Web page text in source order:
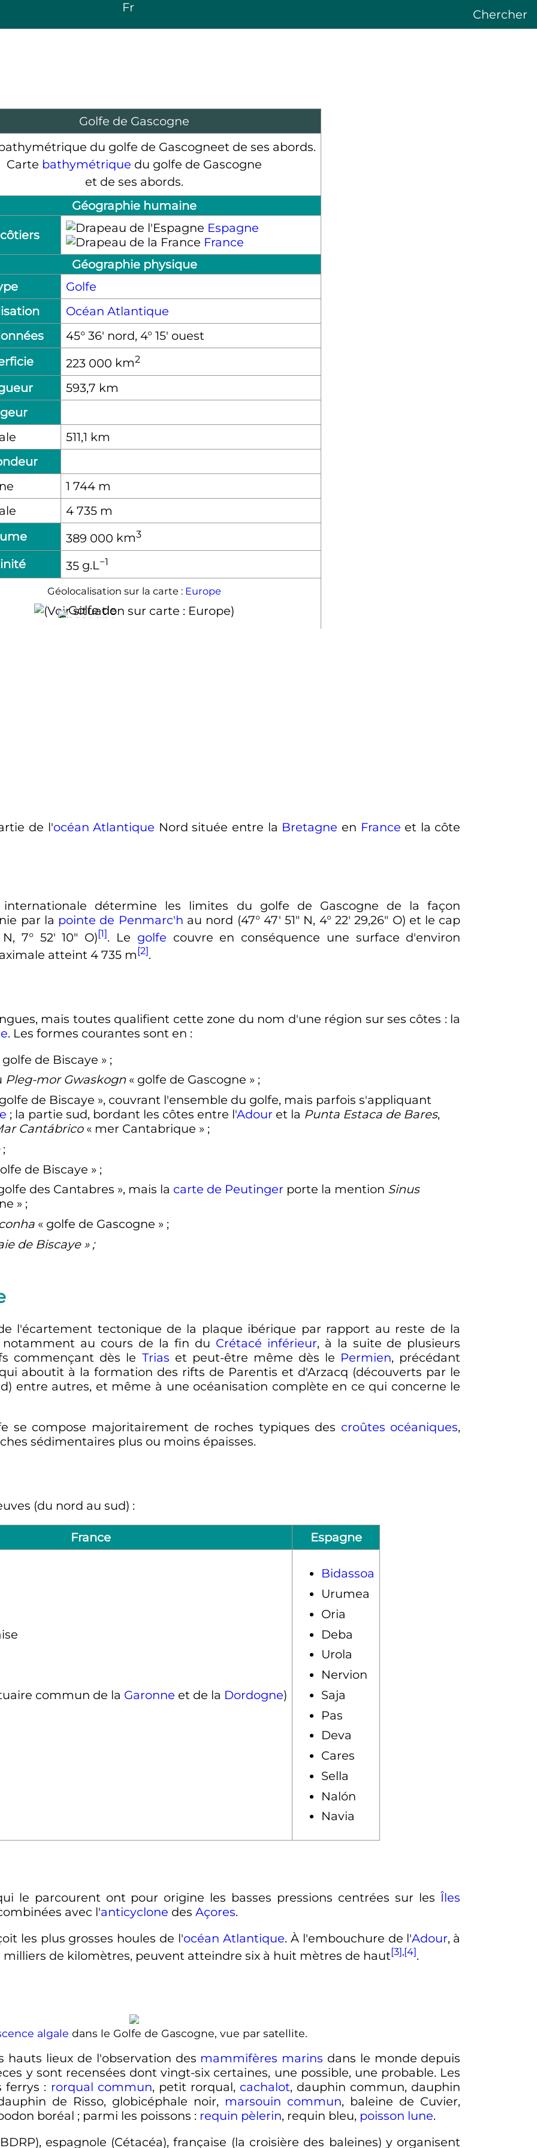
Fr Chercher
Golfe de Gascogne
Carte bathymétrique du golfe de Gascogne
et de ses abords.
Géographie humaine
Espagne
France
Géographie physique
Golfe
Océan Atlantique
45° 36′ nord, 4° 15′ ouest
223 000 km2
593,7 km
511,1 km
1 744 m
4 735 m
389 000 km3
35 g.L−1
Géolocalisation sur la carte : Europe
de l'océan Atlantique Nord située entre la Bretagne en France et la côte
internationale détermine les limites du golfe de Gascogne de la façon
par la pointe de Penmarc'h au nord (47° 47′ 51″ N, 4° 22′ 29,26″ O) et le cap
7° 52′ 10″ O)[1]. Le golfe couvre en conséquence une surface d'environ
atteint 4 735 m[2].
mais toutes qualifient cette zone du nom d'une région sur ses côtes : la
. Les formes courantes sont en :
golfe de Biscaye » ;
Pleg-mor Gwaskogn« golfe de Gascogne » ;
de Biscaye », couvrant l'ensemble du golfe, mais parfois s'appliquant
; la partie sud, bordant les côtes entre l'Adour et la Punta Estaca de Bares,
Cantábrico« mer Cantabrique » ;
;
de Biscaye » ;
des Cantabres », mais la carte de Peutinger porte la mention Sinus
» ;
« golfe de Gascogne » ;
de Biscaye » ;
l'écartement tectonique de la plaque ibérique par rapport au reste de la
notamment au cours de la fin du Crétacé inférieur, à la suite de plusieurs
commençant dès le Trias et peut-être même dès le Permien, précédant
aboutit à la formation des rifts de Parentis et d'Arzacq (découverts par le
) entre autres, et même à une océanisation complète en ce qui concerne le
se compose majoritairement de roches typiques des croûtes océaniques,
sédimentaires plus ou moins épaisses.
(du nord au sud) :
France Espagne
commun de la Garonne et de la Dordogne)
Bidassoa
Urumea
Oria
Deba
Urola
Nervion
Saja
Pas
Deva
Cares
Sella
Nalón
Navia
le parcourent ont pour origine les basses pressions centrées sur lesÎles
avec l'anticyclone des Açores.
les plus grosses houles de l'océan Atlantique. À l'embouchure de l'Adour, à
milliers de kilomètres, peuvent atteindre six à huit mètres de haut[3],[4].
algale dans le Golfe de Gascogne, vue par satellite.
hauts lieux de l'observation des mammifères marins dans le monde depuis
y sont recensées dont vingt-six certaines, une possible, une probable. Les
ferrys : rorqual commun, petit rorqual, cachalot, dauphin commun, dauphin
de Risso, globicéphale noir, marsouin commun, baleine de Cuvier,
boréal ; parmi les poissons : requin pèlerin, requin bleu, poisson lune.
espagnole (Cétacéa), française (la croisière des baleines) y organisent